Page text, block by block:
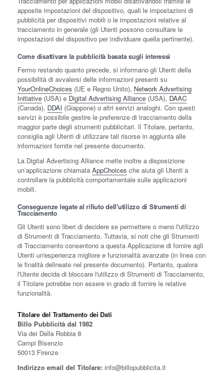
apposite impostazioni del dispositivo, quali le impostazioni di
pubblicità per dispositivi mobili o le impostazioni relative al
tracciamento in generale (gli Utenti possono consultare le
impostazioni del dispositivo per individuare quella pertinente).
Come disattivare la pubblicità basata sugli interessi
Fermo restando quanto precede, si informano gli Utenti della
possibilità di avvalersi delle informazioni presenti su
YourOnlineChoices (UE e Regno Unito), Network Advertising
Initiative (USA) e Digital Advertising Alliance (USA), DAAC
(Canada), DDAI (Giappone) o altri servizi analoghi. Con questi
servizi è possibile gestire le preferenze di tracciamento della
maggior parte degli strumenti pubblicitari. Il Titolare, pertanto,
consiglia agli Utenti di utilizzare tali risorse in aggiunta alle
informazioni fornite nel presente documento.
La Digital Advertising Alliance mette inoltre a disposizione
un’applicazione chiamata AppChoices che aiuta gli Utenti a
controllare la pubblicità comportamentale sulle applicazioni
mobili.
Conseguenze legate al rifiuto dell'utilizzo di Strumenti di
Tracciamento
Gli Utenti sono liberi di decidere se permettere o meno l'utilizzo
di Strumenti di Tracciamento. Tuttavia, si noti che gli Strumenti
di Tracciamento consentono a questa Applicazione di fornire agli
Utenti un'esperienza migliore e funzionalità avanzate (in linea con
le finalità delineate nel presente documento). Pertanto, qualora
l'Utente decida di bloccare l'utilizzo di Strumenti di Tracciamento,
il Titolare potrebbe non essere in grado di fornire le relative
funzionalità.
Titolare del Trattamento dei Dati
Billo Pubblicità dal 1982
Via dei Della Robbia 8
Campi Bisenzio
50013 Firenze
Indirizzo email del Titolare: info@billopubblicita.it